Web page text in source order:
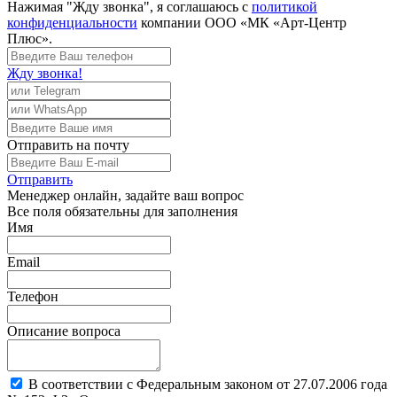
Нажимая "Жду звонка", я соглашаюсь с политикой
конфиденциальности компании ООО «МК «Арт-Центр
Плюс».
Жду звонка!
Отправить на почту
Отправить
Менеджер онлайн, задайте ваш вопрос
Все поля обязательны для заполнения
Имя
Email
Телефон
Описание вопроса
В соответствии с Федеральным законом от 27.07.2006 года